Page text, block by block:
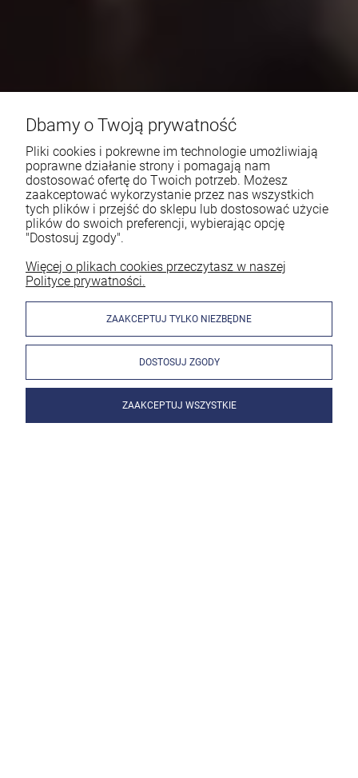
Dbamy o Twoją prywatność
Pliki cookies i pokrewne im technologie umożliwiają
poprawne działanie strony i pomagają nam
dostosować ofertę do Twoich potrzeb. Możesz
zaakceptować wykorzystanie przez nas wszystkich
tych plików i przejść do sklepu lub dostosować użycie
plików do swoich preferencji, wybierając opcję
"Dostosuj zgody".
Więcej o plikach cookies przeczytasz w naszej
Polityce prywatności.
ZAAKCEPTUJ TYLKO NIEZBĘDNE
DOSTOSUJ ZGODY
ZAAKCEPTUJ WSZYSTKIE